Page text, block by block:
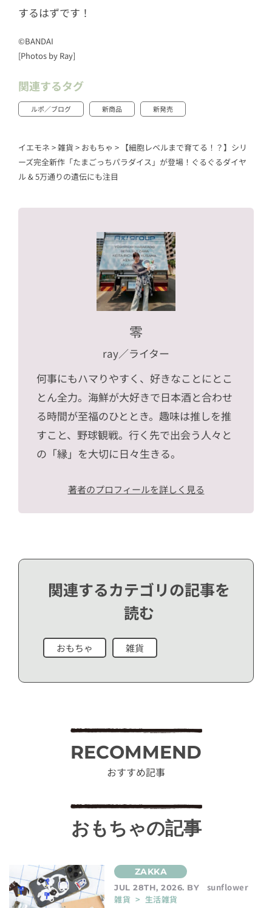
するはずです！
©BANDAI
[Photos by Ray]
関連するタグ
ルポ／ブログ 新商品 新発売
イエモネ >雑貨 > おもちゃ > 【細胞レベルまで育てる！？】シリ
ーズ完全新作「たまごっちパラダイス」が登場！ぐるぐるダイヤ
ル & 5万通りの遺伝にも注目
零
ray／ライター
何事にもハマりやすく、好きなことにとこ
とん全力。海鮮が大好きで日本酒と合わせ
る時間が至福のひととき。趣味は推しを推
すこと、野球観戦。行く先で出会う人々と
の「縁」を大切に日々生きる。
著者のプロフィールを詳しく見る
関連するカテゴリの記事を
読む
おもちゃ 雑貨
RECOMMEND
おすすめ記事
おもちゃの記事
JUL 28TH, 2026. BY
sunflower
雑貨 > 生活雑貨